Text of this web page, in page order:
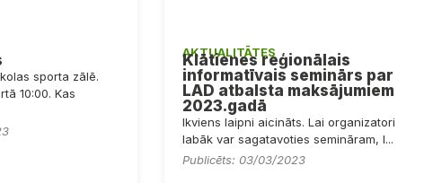
sporta zālē.
10:00. Kas
AKTUALITĀTES
Klātienes reģionālais
informatīvais seminārs par
LAD atbalsta maksājumiem
2023.gadā
Ikviens laipni aicināts. Lai organizatori
labāk var sagatavoties semināram, l...
Publicēts: 03/03/2023